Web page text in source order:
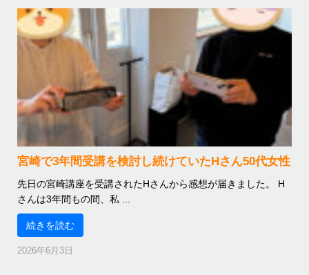
宮崎で3年間受講を検討し続けていたHさん50代女性
先日の宮崎講座を受講されたHさんから感想が届きました。 H
さんは3年間もの間、私 ...
続きを読む
2026年6月3日